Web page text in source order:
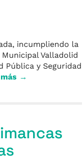
incumpliendo la
Valladolid
Pública y Seguridad
→